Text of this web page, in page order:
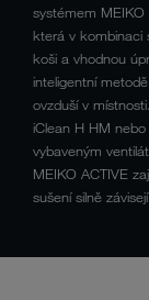
systémem MEIKO
která v kombinaci
koši a vhodnou
inteligentní
ovzduší v
iClean H HM
vybaveným
MEIKO ACTIVE
sušení silně